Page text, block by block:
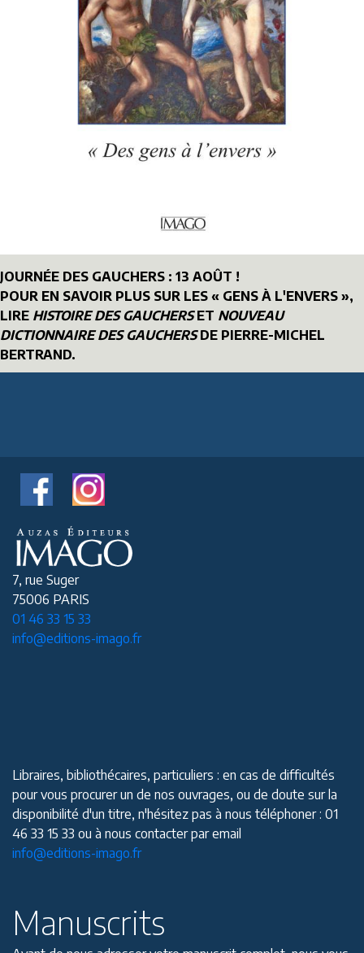
JOURNÉE DES GAUCHERS : 13 AOÛT !
POUR EN SAVOIR PLUS SUR LES « GENS À L'ENVERS »,
LIRE HISTOIRE DES GAUCHERSET NOUVEAU
DICTIONNAIRE DES GAUCHERSDE PIERRE-MICHEL
BERTRAND.
7, rue Suger
75006 PARIS
01 46 33 15 33
info@editions-imago.fr
Libraires, bibliothécaires, particuliers : en cas de difficultés
pour vous procurer un de nos ouvrages, ou de doute sur la
disponibilité d'un titre, n'hésitez pas à nous téléphoner : 01
46 33 15 33 ou à nous contacter par email
info@editions-imago.fr
Manuscrits